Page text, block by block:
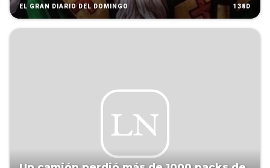
EL GRAN DIARIO DEL DOMINGO 138D